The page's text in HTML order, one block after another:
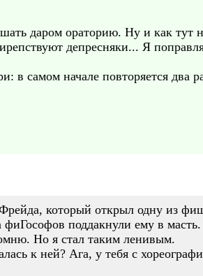
даром ораторию. Ну и как тут
депресняки... Я
в самом начале повторяется два
который открыл одну из
поддакнули ему в
Но я стал таким ленивым.
к ней? Ага, у тебя с